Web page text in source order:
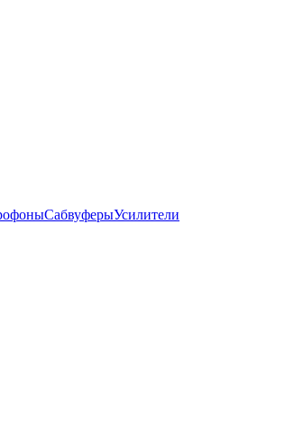
СабвуферыУсилители